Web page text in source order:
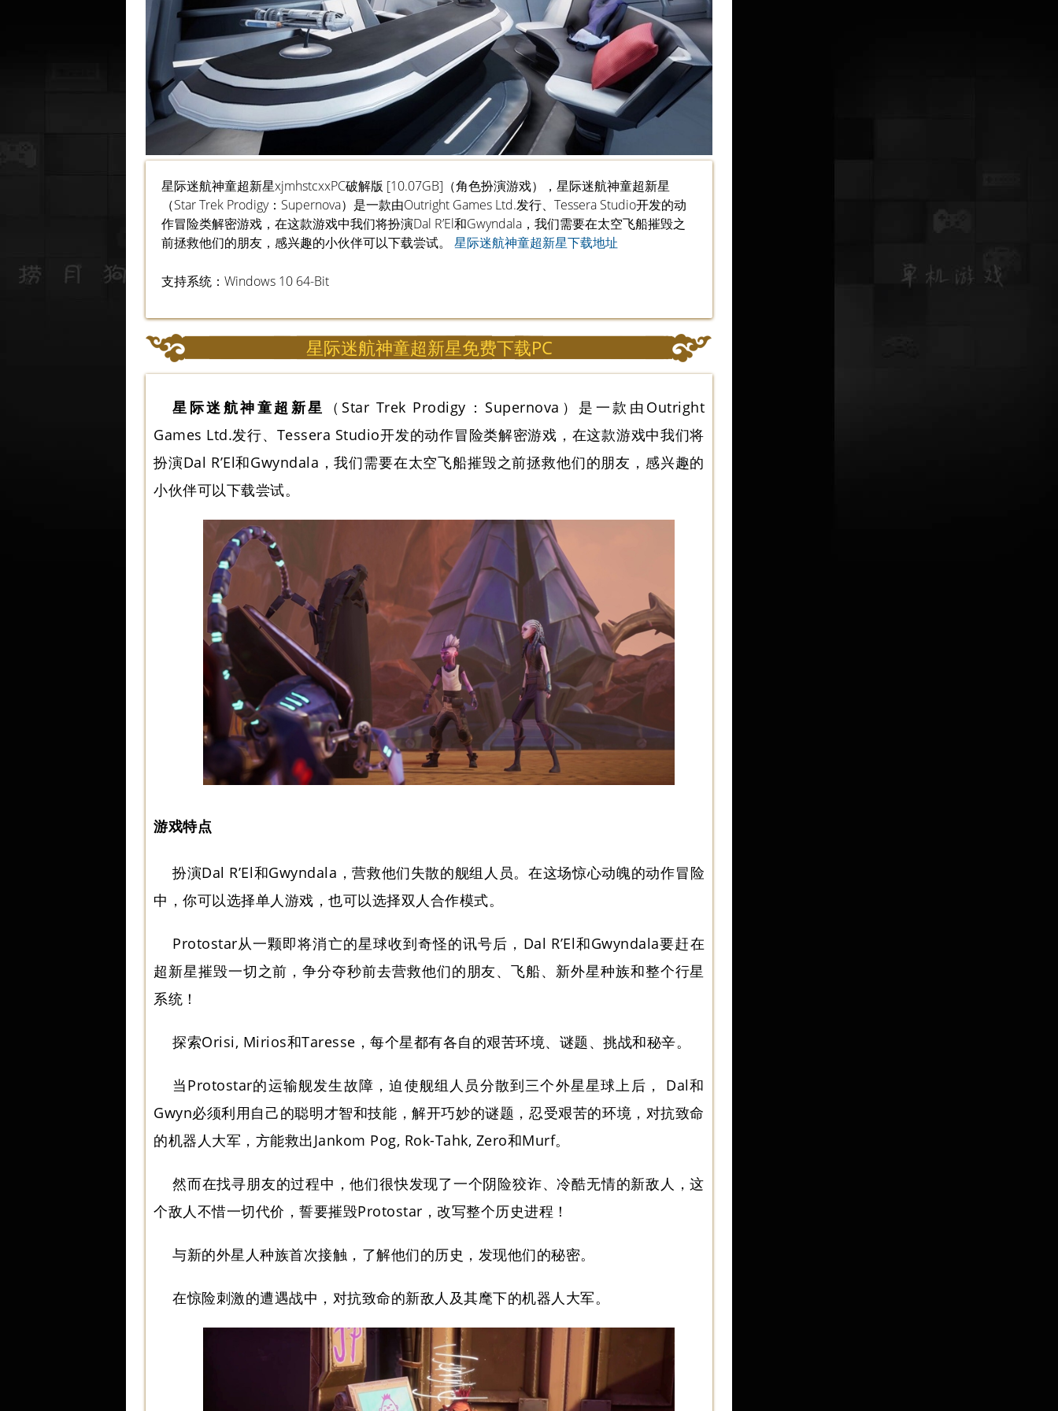
星际迷航神童超新星xjmhstcxxPC破解版 [10.07GB]（角色扮演游戏），星际迷航神童超新星
（Star Trek Prodigy：Supernova）是一款由Outright Games Ltd.发行、Tessera Studio开发的动
作冒险类解密游戏，在这款游戏中我们将扮演Dal R’El和Gwyndala，我们需要在太空飞船摧毁之
前拯救他们的朋友，感兴趣的小伙伴可以下载尝试。 星际迷航神童超新星下载地址
支持系统：Windows 10 64-Bit
星际迷航神童超新星免费下载PC
星际迷航神童超新星
（Star Trek Prodigy：Supernova）是一款由Outright
Games Ltd.发行、Tessera Studio开发的动作冒险类解密游戏，在这款游戏中我们将
扮演Dal R’El和Gwyndala，我们需要在太空飞船摧毁之前拯救他们的朋友，感兴趣的
小伙伴可以下载尝试。
游戏特点
扮演Dal R’El和Gwyndala，营救他们失散的舰组人员。在这场惊心动魄的动作冒险
中，你可以选择单人游戏，也可以选择双人合作模式。
Protostar从一颗即将消亡的星球收到奇怪的讯号后，Dal R’El和Gwyndala要赶在
超新星摧毁一切之前，争分夺秒前去营救他们的朋友、飞船、新外星种族和整个行星
系统！
探索Orisi, Mirios和Taresse，每个星都有各自的艰苦环境、谜题、挑战和秘辛。
当Protostar的运输舰发生故障，迫使舰组人员分散到三个外星星球上后， Dal和
Gwyn必须利用自己的聪明才智和技能，解开巧妙的谜题，忍受艰苦的环境，对抗致命
的机器人大军，方能救出Jankom Pog, Rok-Tahk, Zero和Murf。
然而在找寻朋友的过程中，他们很快发现了一个阴险狡诈、冷酷无情的新敌人，这
个敌人不惜一切代价，誓要摧毁Protostar，改写整个历史进程！
与新的外星人种族首次接触，了解他们的历史，发现他们的秘密。
在惊险刺激的遭遇战中，对抗致命的新敌人及其麾下的机器人大军。